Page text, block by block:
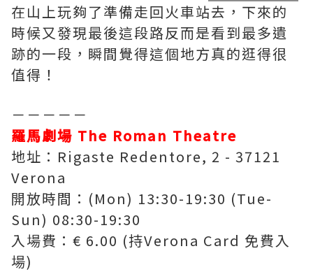
在山上玩夠了準備走回火車站去，下來的
時候又發現最後這段路反而是看到最多遺
跡的一段，瞬間覺得這個地方真的逛得很
值得！
－－－－－
羅馬劇場 The Roman Theatre
地址：Rigaste Redentore, 2 - 37121
Verona
開放時間：(Mon) 13:30-19:30 (Tue-
Sun) 08:30-19:30
入場費：€ 6.00 (持Verona Card 免費入
場)